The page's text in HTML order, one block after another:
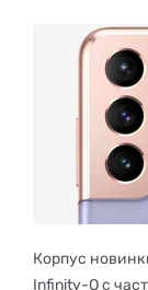
Корпус
Infinity-O с